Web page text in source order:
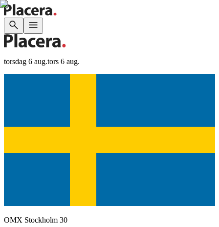
torsdag 6 aug.tors 6 aug.
OMX Stockholm 30